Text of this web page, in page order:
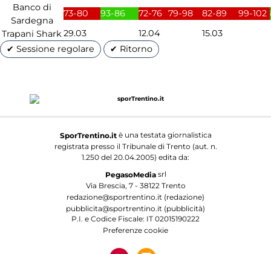
Banco di
Sardegna
73-80 93-86 72-76 79-98 82-89 99-102
Trapani Shark29.03 12.04
15.03
✔ Sessione regolare
✔ Ritorno
SporTrentino.itè una testata giornalistica
registrata presso il Tribunale di Trento (aut. n.
1.250 del 20.04.2005) edita da:
PegasoMediasrl
Via Brescia, 7 - 38122 Trento
redazione@sportrentino.it (redazione)
pubblicita@sportrentino.it (pubblicità)
P.I. e Codice Fiscale: IT 02015190222
Preferenze cookie